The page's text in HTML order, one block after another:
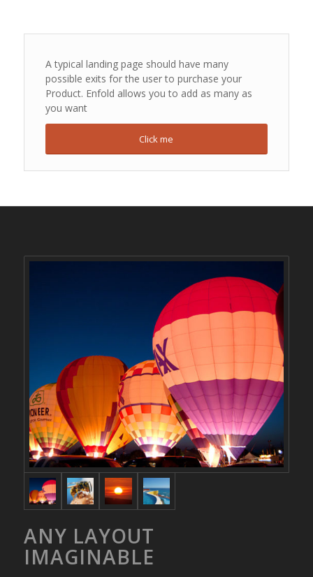
A typical landing page should have many
possible exits for the user to purchase your
Product. Enfold allows you to add as many as
you want
Click me
ANY LAYOUT
IMAGINABLE